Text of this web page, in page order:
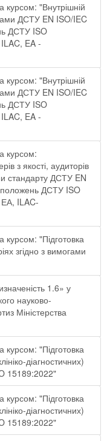
курсом: "Внутрішній
ДСТУ EN ISO/IEC
ДСТУ ISO
EA -
курсом: "Внутрішній
ДСТУ EN ISO/IEC
ДСТУ ISO
EA -
курсом:
з якості, аудиторів
стандарту ДСТУ EN
ДСТУ ISO
ILAC-
курсом: "Підготовка
згідно з вимогами
1.6» у
науково-
Міністерства
курсом: "Підготовка
діагностичних)
15189:2022"
курсом: "Підготовка
діагностичних)
15189:2022"